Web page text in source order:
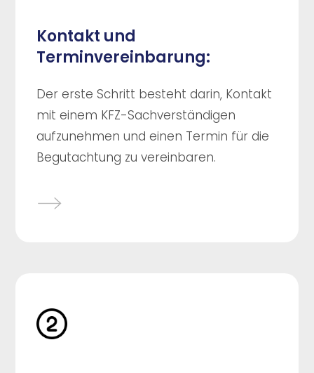
Kontakt und
Terminvereinbarung:
Der erste Schritt besteht darin, Kontakt
mit einem KFZ-Sachverständigen
aufzunehmen und einen Termin für die
Begutachtung zu vereinbaren.